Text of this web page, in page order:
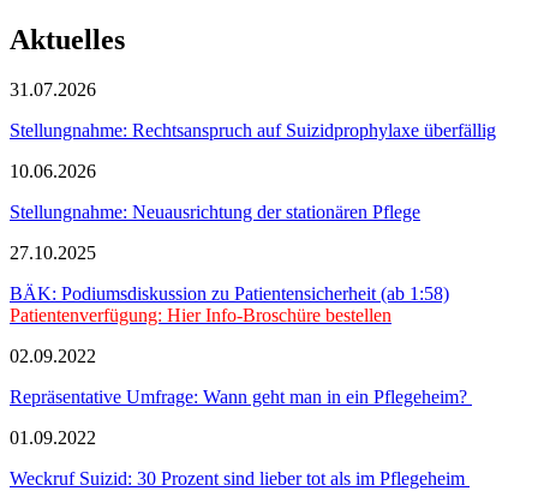
Aktuelles
31.07.2026
Stellungnahme: Rechtsanspruch auf Suizidprophylaxe überfällig
10.06.2026
Stellungnahme: Neuausrichtung der stationären Pflege
27.10.2025
BÄK: Podiumsdiskussion zu Patientensicherheit (ab 1:58)
Patientenverfügung: Hier Info-Broschüre bestellen
02.09.2022
Repräsentative Umfrage: Wann geht man in ein Pflegeheim?
01.09.2022
Weckruf Suizid: 30 Prozent sind lieber tot als im Pflegeheim